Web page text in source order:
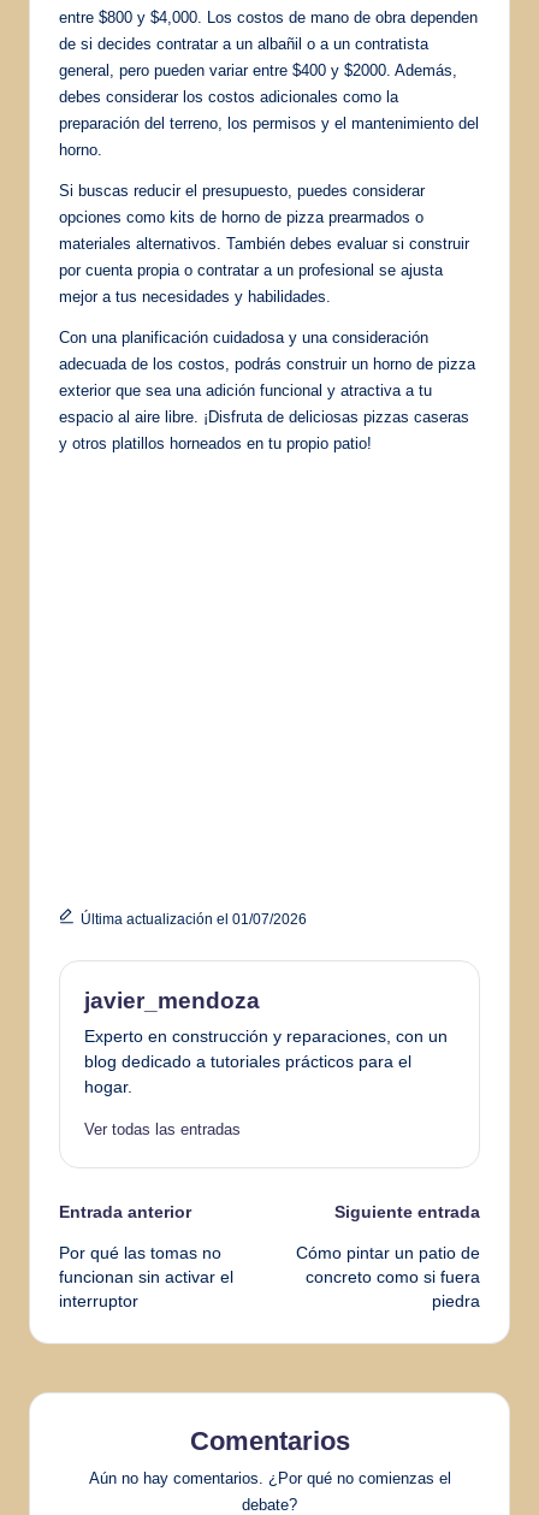
entre $800 y $4,000. Los costos de mano de obra dependen
de si decides contratar a un albañil o a un contratista
general, pero pueden variar entre $400 y $2000. Además,
debes considerar los costos adicionales como la
preparación del terreno, los permisos y el mantenimiento del
horno.
Si buscas reducir el presupuesto, puedes considerar
opciones como kits de horno de pizza prearmados o
materiales alternativos. También debes evaluar si construir
por cuenta propia o contratar a un profesional se ajusta
mejor a tus necesidades y habilidades.
Con una planificación cuidadosa y una consideración
adecuada de los costos, podrás construir un horno de pizza
exterior que sea una adición funcional y atractiva a tu
espacio al aire libre. ¡Disfruta de deliciosas pizzas caseras
y otros platillos horneados en tu propio patio!
Última actualización el 01/07/2026
javier_mendoza
Experto en construcción y reparaciones, con un
blog dedicado a tutoriales prácticos para el
hogar.
Ver todas las entradas
Navegación
de
entradas
Entrada anterior
Por qué las tomas no
funcionan sin activar el
interruptor
Siguiente entrada
Cómo pintar un patio de
concreto como si fuera
piedra
Comentarios
Aún no hay comentarios. ¿Por qué no comienzas el
debate?